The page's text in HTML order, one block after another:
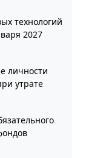
технологий
2027
личности
утрате